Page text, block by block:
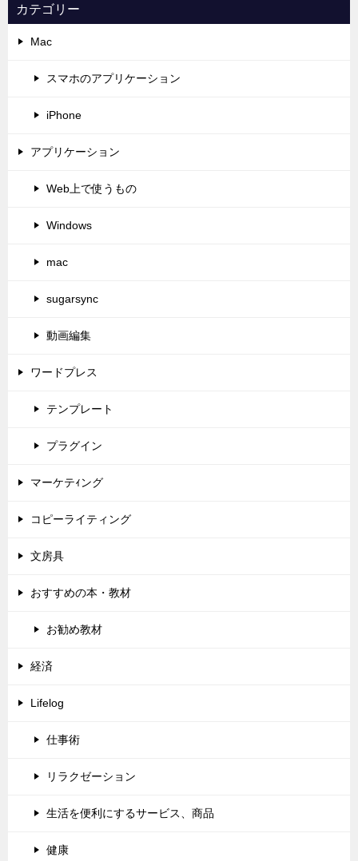
カテゴリー
Mac
スマホのアプリケーション
iPhone
アプリケーション
Web上で使うもの
Windows
mac
sugarsync
動画編集
ワードプレス
テンプレート
プラグイン
マーケテｨング
コピーライティング
文房具
おすすめの本・教材
お勧め教材
経済
Lifelog
仕事術
リラクゼーション
生活を便利にするサービス、商品
健康